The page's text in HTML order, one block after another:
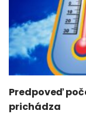
Predpoveď
prichádza